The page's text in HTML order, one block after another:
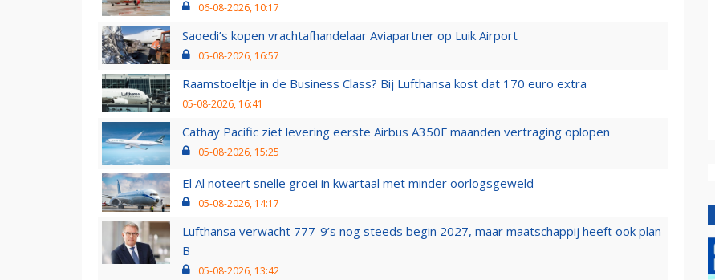
06-08-2026, 10:17
Saoedi’s kopen vrachtafhandelaar Aviapartner op Luik Airport
05-08-2026, 16:57
Raamstoeltje in de Business Class? Bij Lufthansa kost dat 170 euro extra
05-08-2026, 16:41
Cathay Pacific ziet levering eerste Airbus A350F maanden vertraging oplopen
05-08-2026, 15:25
El Al noteert snelle groei in kwartaal met minder oorlogsgeweld
05-08-2026, 14:17
Lufthansa verwacht 777-9’s nog steeds begin 2027, maar maatschappij heeft ook plan
B
05-08-2026, 13:42